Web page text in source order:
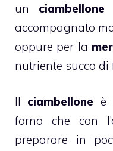
un ciambellone
accompagnato
oppure per la
nutriente succo di
Il ciambellone è
forno che con
preparare in